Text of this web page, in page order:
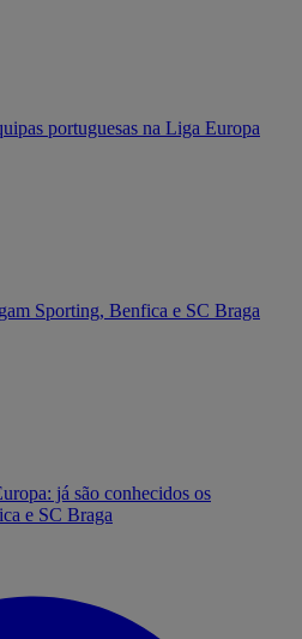
portuguesas na Liga Europa
Sporting, Benfica e SC Braga
já são conhecidos os
e SC Braga